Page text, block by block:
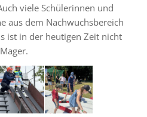
viele Schülerinnen und
aus dem Nachwuchsbereich
ist in der heutigen Zeit nicht